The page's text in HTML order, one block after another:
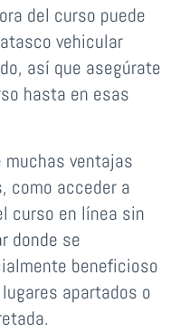
del curso puede
vehicular
así que asegúrate
hasta en esas
muchas ventajas
como acceder a
curso en línea sin
donde se
beneficioso
apartados o